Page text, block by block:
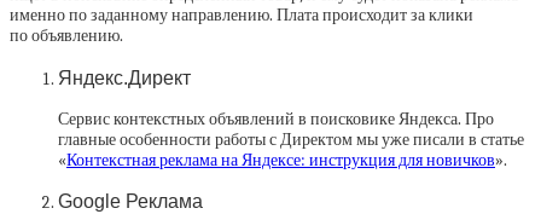
именно по заданному направлению. Плата происходит за клики
по объявлению.
Яндекс.Директ
Сервис контекстных объявлений в поисковике Яндекса. Про
главные особенности работы с Директом мы уже писали в статье
«Контекстная реклама на Яндексе: инструкция для новичков».
Google Реклама